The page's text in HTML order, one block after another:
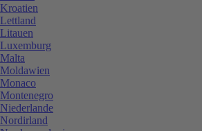
Kroatien
Lettland
Litauen
Luxemburg
Malta
Moldawien
Monaco
Montenegro
Niederlande
Nordirland